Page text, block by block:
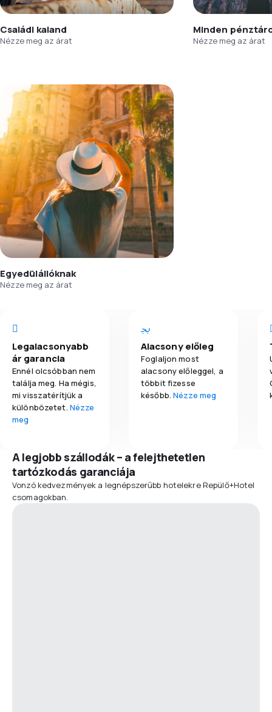
Családi kaland
Nézze meg az árat
Minden
Nézze meg az árat
Egyedülállóknak
Nézze meg az árat
Legalacsonyabb
ár garancia
Ennél olcsóbban nem
találja meg. Ha mégis,
mi visszatérítjük a
különbözetet. Nézze
meg
Alacsony előleg
Foglaljon most
alacsony előleggel, a
többit fizesse
később.Nézze meg
A legjobb szállodák – a felejthetetlen
tartózkodás garanciája
Vonzó kedvezmények a legnépszerűbb hotelekre Repülő+Hotel
csomagokban.